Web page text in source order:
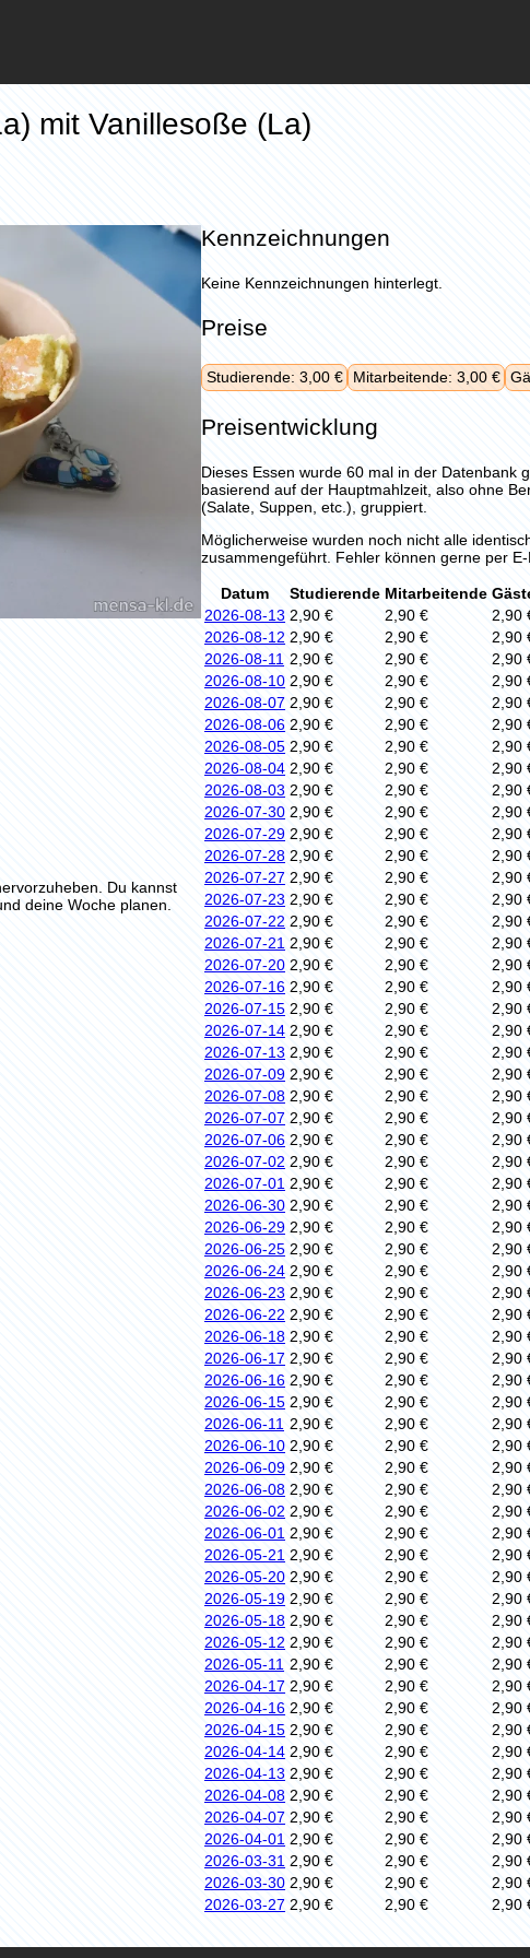
mit Vanillesoße (La)
Du kannst
deine Woche planen.
Kennzeichnungen
Keine Kennzeichnungen hinterlegt.
Preise
Studierende: 3,00 € Mitarbeitende: 3,00 €
Preisentwicklung
Dieses Essen wurde 60 mal in der Datenbank
basierend auf der Hauptmahlzeit, also ohne
(Salate, Suppen, etc.), gruppiert.
Möglicherweise wurden noch nicht alle
zusammengeführt. Fehler können gerne per E-
Datum Studierende Mitarbeitende
2026-08-13 2,90 € 2,90 €
2,90
2026-08-12 2,90 € 2,90 €
2,90
2026-08-11 2,90 € 2,90 €
2,90
2026-08-10 2,90 € 2,90 €
2,90
2026-08-07 2,90 € 2,90 €
2,90
2026-08-06 2,90 € 2,90 €
2,90
2026-08-05 2,90 € 2,90 €
2,90
2026-08-04 2,90 € 2,90 €
2,90
2026-08-03 2,90 € 2,90 €
2,90
2026-07-30 2,90 € 2,90 €
2,90
2026-07-29 2,90 € 2,90 €
2,90
2026-07-28 2,90 € 2,90 €
2,90
2026-07-27 2,90 € 2,90 €
2,90
2026-07-23 2,90 € 2,90 €
2,90
2026-07-22 2,90 € 2,90 €
2,90
2026-07-21 2,90 € 2,90 €
2,90
2026-07-20 2,90 € 2,90 €
2,90
2026-07-16 2,90 € 2,90 €
2,90
2026-07-15 2,90 € 2,90 €
2,90
2026-07-14 2,90 € 2,90 €
2,90
2026-07-13 2,90 € 2,90 €
2,90
2026-07-09 2,90 € 2,90 €
2,90
2026-07-08 2,90 € 2,90 €
2,90
2026-07-07 2,90 € 2,90 €
2,90
2026-07-06 2,90 € 2,90 €
2,90
2026-07-02 2,90 € 2,90 €
2,90
2026-07-01 2,90 € 2,90 €
2,90
2026-06-30 2,90 € 2,90 €
2,90
2026-06-29 2,90 € 2,90 €
2,90
2026-06-25 2,90 € 2,90 €
2,90
2026-06-24 2,90 € 2,90 €
2,90
2026-06-23 2,90 € 2,90 €
2,90
2026-06-22 2,90 € 2,90 €
2,90
2026-06-18 2,90 € 2,90 €
2,90
2026-06-17 2,90 € 2,90 €
2,90
2026-06-16 2,90 € 2,90 €
2,90
2026-06-15 2,90 € 2,90 €
2,90
2026-06-11 2,90 € 2,90 €
2,90
2026-06-10 2,90 € 2,90 €
2,90
2026-06-09 2,90 € 2,90 €
2,90
2026-06-08 2,90 € 2,90 €
2,90
2026-06-02 2,90 € 2,90 €
2,90
2026-06-01 2,90 € 2,90 €
2,90
2026-05-21 2,90 € 2,90 €
2,90
2026-05-20 2,90 € 2,90 €
2,90
2026-05-19 2,90 € 2,90 €
2,90
2026-05-18 2,90 € 2,90 €
2,90
2026-05-12 2,90 € 2,90 €
2,90
2026-05-11 2,90 € 2,90 €
2,90
2026-04-17 2,90 € 2,90 €
2,90
2026-04-16 2,90 € 2,90 €
2,90
2026-04-15 2,90 € 2,90 €
2,90
2026-04-14 2,90 € 2,90 €
2,90
2026-04-13 2,90 € 2,90 €
2,90
2026-04-08 2,90 € 2,90 €
2,90
2026-04-07 2,90 € 2,90 €
2,90
2026-04-01 2,90 € 2,90 €
2,90
2026-03-31 2,90 € 2,90 €
2,90
2026-03-30 2,90 € 2,90 €
2,90
2026-03-27 2,90 € 2,90 € 2,90